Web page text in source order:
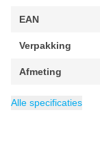
EAN
Verpakking
Afmeting
Kleur Aluminium
Categorie
Alle specificaties